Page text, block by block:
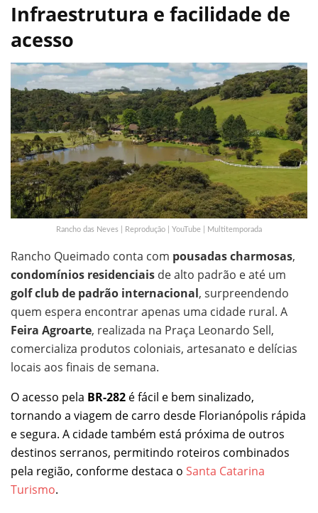
Infraestrutura e facilidade de
acesso
Rancho das Neves | Reprodução | YouTube | Multitemporada
Rancho Queimado conta com pousadas charmosas,
condomínios residenciais de alto padrão e até um
golf club de padrão internacional, surpreendendo
quem espera encontrar apenas uma cidade rural. A
Feira Agroarte, realizada na Praça Leonardo Sell,
comercializa produtos coloniais, artesanato e delícias
locais aos finais de semana.
O acesso pela BR-282 é fácil e bem sinalizado,
tornando a viagem de carro desde Florianópolis rápida
e segura. A cidade também está próxima de outros
destinos serranos, permitindo roteiros combinados
pela região, conforme destaca o Santa Catarina
Turismo.